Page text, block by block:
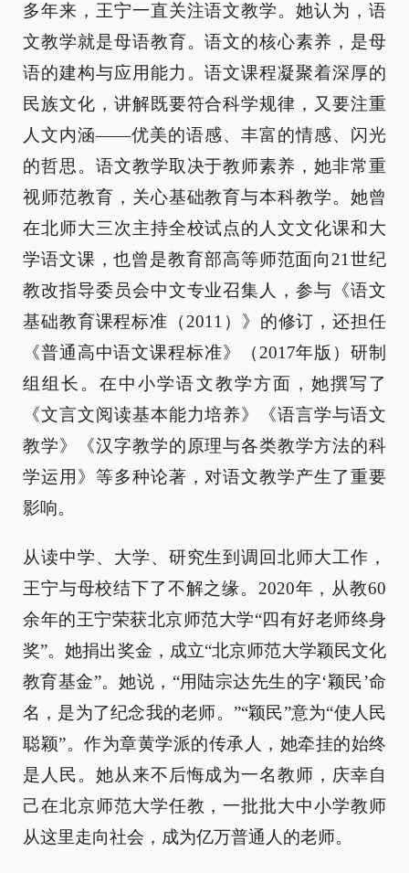
多年来，王宁一直关注语文教学。她认为，语
文教学就是母语教育。语文的核心素养，是母
语的建构与应用能力。语文课程凝聚着深厚的
民族文化，讲解既要符合科学规律，又要注重
人文内涵——优美的语感、丰富的情感、闪光
的哲思。语文教学取决于教师素养，她非常重
视师范教育，关心基础教育与本科教学。她曾
在北师大三次主持全校试点的人文文化课和大
学语文课，也曾是教育部高等师范面向21世纪
教改指导委员会中文专业召集人，参与《语文
基础教育课程标准（2011）》的修订，还担任
《普通高中语文课程标准》（2017年版）研制
组组长。在中小学语文教学方面，她撰写了
《文言文阅读基本能力培养》《语言学与语文
教学》《汉字教学的原理与各类教学方法的科
学运用》等多种论著，对语文教学产生了重要
影响。
从读中学、大学、研究生到调回北师大工作，
王宁与母校结下了不解之缘。2020年，从教60
余年的王宁荣获北京师范大学“四有好老师终身
奖”。她捐出奖金，成立“北京师范大学颖民文化
教育基金”。她说，“用陆宗达先生的字‘颖民’命
名，是为了纪念我的老师。”“颖民”意为“使人民
聪颖”。作为章黄学派的传承人，她牵挂的始终
是人民。她从来不后悔成为一名教师，庆幸自
己在北京师范大学任教，一批批大中小学教师
从这里走向社会，成为亿万普通人的老师。